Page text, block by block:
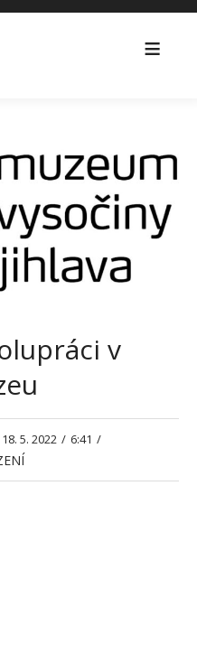
v
5. 2022 / 6:41 /